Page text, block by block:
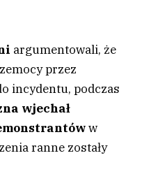
argumentowali, że
przez
incydentu, podczas
wjechał
w
ranne zostały